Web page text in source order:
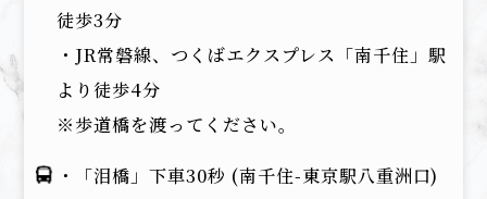
徒歩3分
・JR常磐線、つくばエクスプレス「南千住」駅
より徒歩4分
※歩道橋を渡ってください。
・「泪橋」下車30秒 (南千住-東京駅八重洲口)